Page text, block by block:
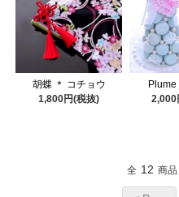
胡蝶 ＊ コチョウ
1,800円(税抜)
Plume
2,000
全 12 商品